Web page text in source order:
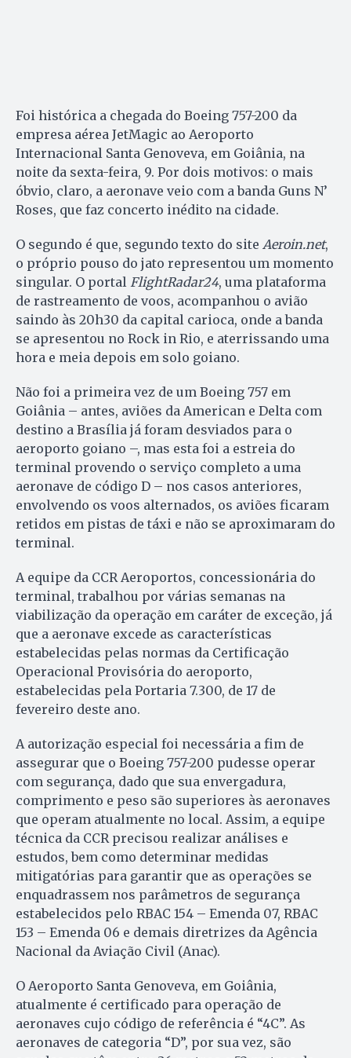
Foi histórica a chegada do Boeing 757-200 da
empresa aérea JetMagic ao Aeroporto
Internacional Santa Genoveva, em Goiânia, na
noite da sexta-feira, 9. Por dois motivos: o mais
óbvio, claro, a aeronave veio com a banda Guns N’
Roses, que faz concerto inédito na cidade.
O segundo é que, segundo texto do site Aeroin.net,
o próprio pouso do jato representou um momento
singular. O portal FlightRadar24, uma plataforma
de rastreamento de voos, acompanhou o avião
saindo às 20h30 da capital carioca, onde a banda
se apresentou no Rock in Rio, e aterrissando uma
hora e meia depois em solo goiano.
Não foi a primeira vez de um Boeing 757 em
Goiânia – antes, aviões da American e Delta com
destino a Brasília já foram desviados para o
aeroporto goiano –, mas esta foi a estreia do
terminal provendo o serviço completo a uma
aeronave de código D – nos casos anteriores,
envolvendo os voos alternados, os aviões ficaram
retidos em pistas de táxi e não se aproximaram do
terminal.
A equipe da CCR Aeroportos, concessionária do
terminal, trabalhou por várias semanas na
viabilização da operação em caráter de exceção, já
que a aeronave excede as características
estabelecidas pelas normas da Certificação
Operacional Provisória do aeroporto,
estabelecidas pela Portaria 7.300, de 17 de
fevereiro deste ano.
A autorização especial foi necessária a fim de
assegurar que o Boeing 757-200 pudesse operar
com segurança, dado que sua envergadura,
comprimento e peso são superiores às aeronaves
que operam atualmente no local. Assim, a equipe
técnica da CCR precisou realizar análises e
estudos, bem como determinar medidas
mitigatórias para garantir que as operações se
enquadrassem nos parâmetros de segurança
estabelecidos pelo RBAC 154 – Emenda 07, RBAC
153 – Emenda 06 e demais diretrizes da Agência
Nacional da Aviação Civil (Anac).
O Aeroporto Santa Genoveva, em Goiânia,
atualmente é certificado para operação de
aeronaves cujo código de referência é “4C”. As
aeronaves de categoria “D”, por sua vez, são